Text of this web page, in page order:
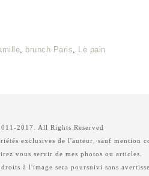
, brunch Paris, Le pain
2017. All Rights Reserved
exclusives de l'auteur, sauf mention
vous servir de mes photos ou articles.
à l'image sera poursuivi sans